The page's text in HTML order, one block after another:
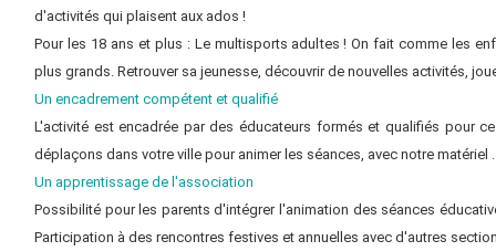
d'activités qui plaisent aux ados !
Pour les 18 ans et plus : Le multisports adultes ! On fait comme les
plus grands. Retrouver sa jeunesse, découvrir de nouvelles activités,
Un encadrement compétent et qualifié
L'activité est encadrée par des éducateurs formés et qualifiés pour
déplaçons dans votre ville pour animer les séances, avec notre matériel .
Un apprentissage de l'association
Possibilité pour les parents d'intégrer l'animation des séances
Participation à des rencontres festives et annuelles avec d'autres